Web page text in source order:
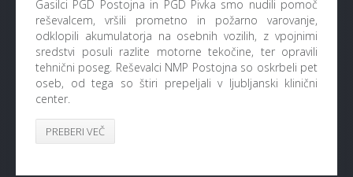
Gasilci PGD Postojna in PGD Pivka smo nudili pomoč
reševalcem, vršili prometno in požarno varovanje,
odklopili akumulatorja na osebnih vozilih, z vpojnimi
sredstvi posuli razlite motorne tekočine, ter opravili
tehnični poseg. Reševalci NMP Postojna so oskrbeli pet
oseb, od tega so štiri prepeljali v ljubljanski klinični
center.
PREBERI VEČ